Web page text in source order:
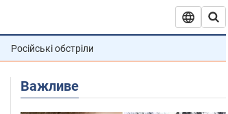
Російські обстріли
Важливе